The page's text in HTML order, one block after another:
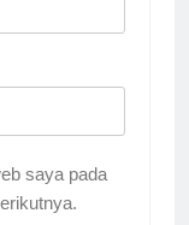
saya pada